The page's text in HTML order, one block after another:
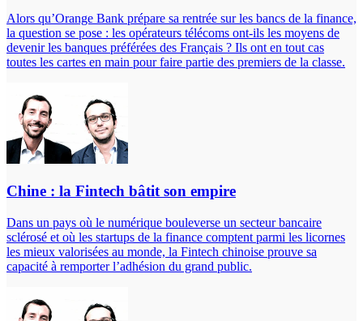
Alors qu’Orange Bank prépare sa rentrée sur les bancs de la finance,
la question se pose : les opérateurs télécoms ont-ils les moyens de
devenir les banques préférées des Français ? Ils ont en tout cas
toutes les cartes en main pour faire partie des premiers de la classe.
Chine : la Fintech bâtit son empire
Dans un pays où le numérique bouleverse un secteur bancaire
sclérosé et où les startups de la finance comptent parmi les licornes
les mieux valorisées au monde, la Fintech chinoise prouve sa
capacité à remporter l’adhésion du grand public.